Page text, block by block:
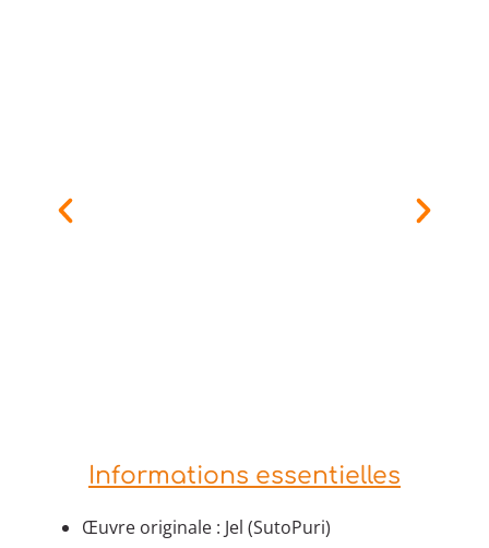
Informations essentielles
Œuvre originale : Jel (SutoPuri)